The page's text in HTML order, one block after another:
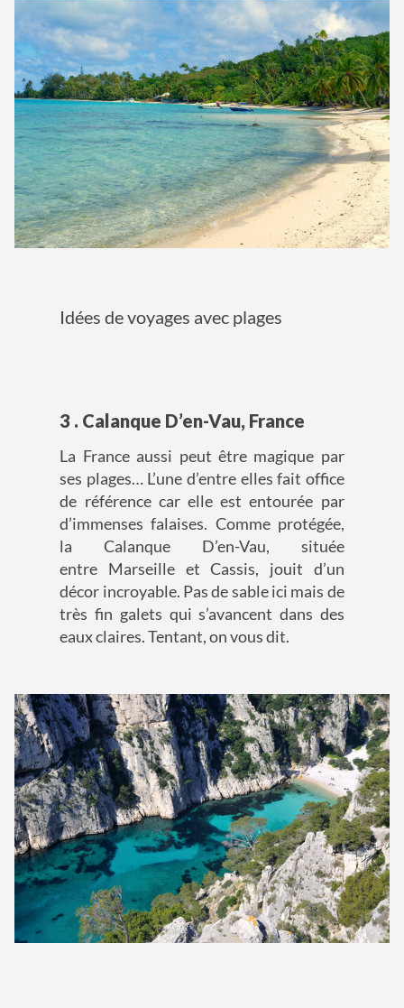
Idées de voyages avec plages
3 . Calanque D’en-Vau, France
La France aussi peut être magique par
ses plages… L’une d’entre elles fait office
de référence car elle est entourée par
d’immenses falaises. Comme protégée,
la Calanque D’en-Vau, située
entre Marseille et Cassis, jouit d’un
décor incroyable. Pas de sable ici mais de
très fin galets qui s’avancent dans des
eaux claires. Tentant, on vous dit.